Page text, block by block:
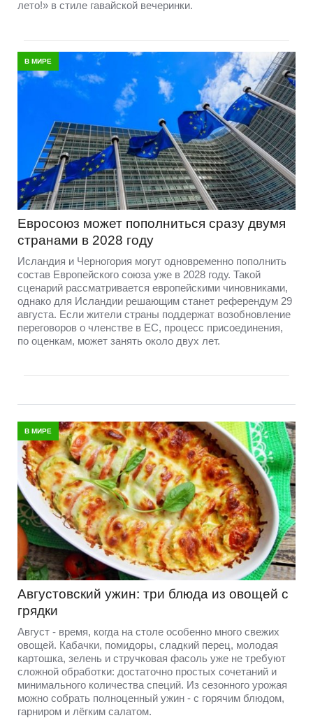
лето!» в стиле гавайской вечеринки.
В МИРЕ
Евросоюз может пополниться сразу двумя
странами в 2028 году
Исландия и Черногория могут одновременно пополнить
состав Европейского союза уже в 2028 году. Такой
сценарий рассматривается европейскими чиновниками,
однако для Исландии решающим станет референдум 29
августа. Если жители страны поддержат возобновление
переговоров о членстве в ЕС, процесс присоединения,
по оценкам, может занять около двух лет.
В МИРЕ
Августовский ужин: три блюда из овощей с
грядки
Август - время, когда на столе особенно много свежих
овощей. Кабачки, помидоры, сладкий перец, молодая
картошка, зелень и стручковая фасоль уже не требуют
сложной обработки: достаточно простых сочетаний и
минимального количества специй. Из сезонного урожая
можно собрать полноценный ужин - с горячим блюдом,
гарниром и лёгким салатом.